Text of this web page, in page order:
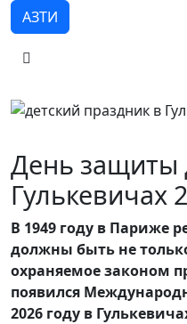
АЗТИ
День защиты
Гулькевичах
В 1949 году в Париже
должны быть не
охраняемое законом
появился
2026 году в